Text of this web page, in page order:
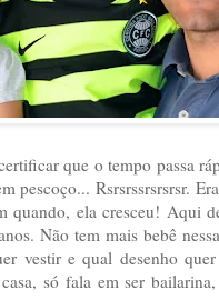
que o tempo passa
pescoço... Rsrsrssrsrsrsr.
quando, ela cresceu! Aqui
Não tem mais bebê
vestir e qual desenho
só fala em ser